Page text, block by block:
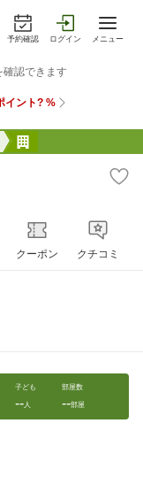
予約確認 ログイン メニュー
クーポン クチコミ
子ども
--人
部屋数
--部屋